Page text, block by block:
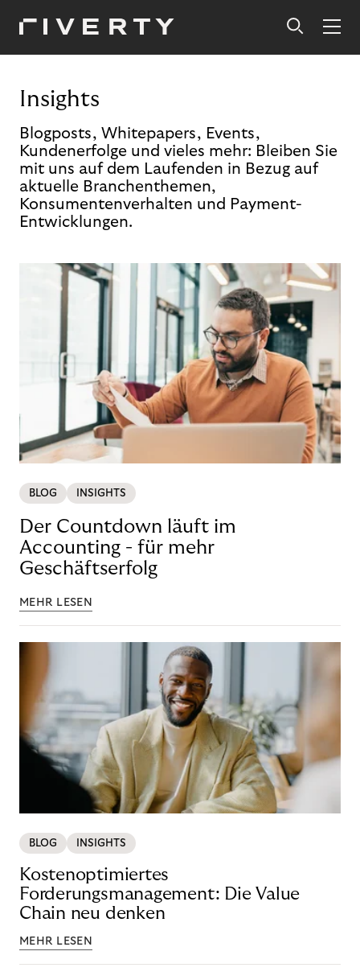
Insights
Blogposts, Whitepapers, Events,
Kundenerfolge und vieles mehr: Bleiben Sie
mit uns auf dem Laufenden in Bezug auf
aktuelle Branchenthemen,
Konsumentenverhalten und Payment-
Entwicklungen.
BLOG INSIGHTS
Der Countdown läuft im
Accounting - für mehr
Geschäftserfolg
MEHR LESEN
BLOG INSIGHTS
Kostenoptimiertes
Forderungsmanagement: Die Value
Chain neu denken
MEHR LESEN